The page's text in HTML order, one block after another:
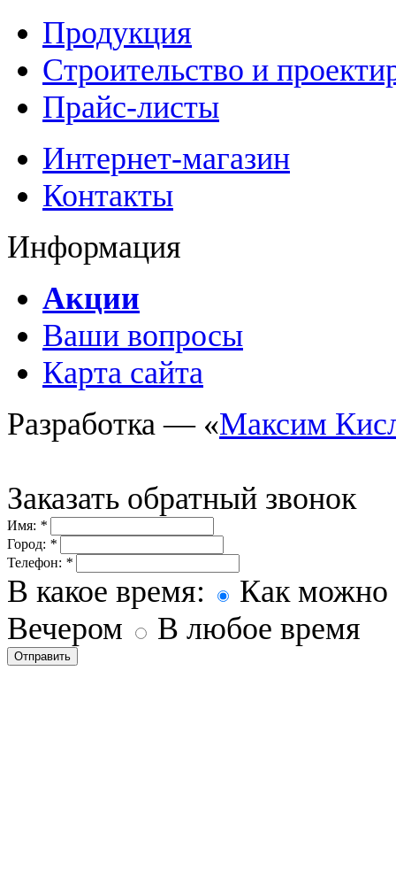
Продукция
Строительство и
Прайс-листы
Интернет-магазин
Контакты
Информация
Акции
Ваши вопросы
Карта сайта
Разработка — «Максим
Заказать обратный звонок
Имя: *
Город: *
Телефон: *
В какое время:
Как можно
Вечером
В любое время
Отправить